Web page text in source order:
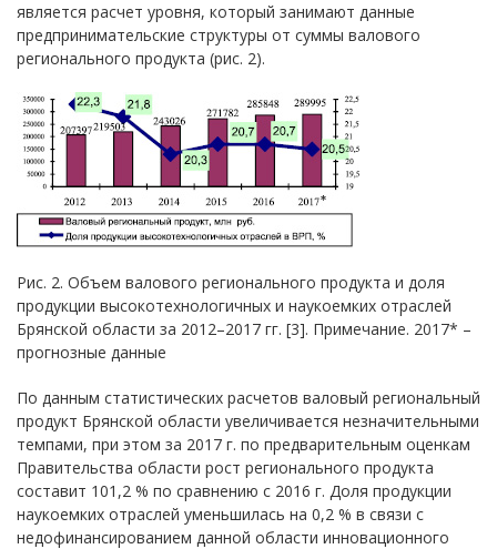
является расчет уровня, который занимают данные
предпринимательские структуры от суммы валового
регионального продукта (рис. 2).
Рис. 2. Объем валового регионального продукта и доля
продукции высокотехнологичных и наукоемких отраслей
Брянской области за 2012–2017 гг. [3]. Примечание. 2017* –
прогнозные данные
По данным статистических расчетов валовый региональный
продукт Брянской области увеличивается незначительными
темпами, при этом за 2017 г. по предварительным оценкам
Правительства области рост регионального продукта
составит 101,2 % по сравнению с 2016 г. Доля продукции
наукоемких отраслей уменьшилась на 0,2 % в связи с
недофинансированием данной области инновационного